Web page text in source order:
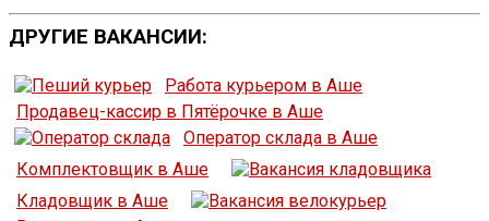
ДРУГИЕ ВАКАНСИИ:
Работа курьером в Аше
Продавец-кассир в Пятёрочке в Аше
Оператор склада в Аше
Комплектовщик в Аше
Кладовщик в Аше